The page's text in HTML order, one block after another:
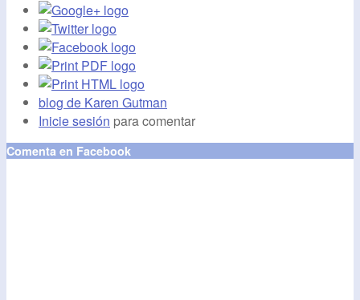
blog de Karen Gutman
Inicie sesión para comentar
Comenta en Facebook